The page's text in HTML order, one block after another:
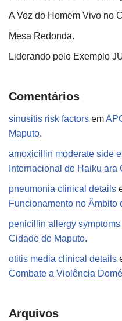
A Voz do Homem Vivo no
Mesa Redonda.
Liderando pelo Exemplo
Comentários
sinusitis risk factors em
Maputo.
amoxicillin moderate side
Internacional de Haiku ara
pneumonia clinical details
Funcionamento no Âmbito
penicillin allergy symptoms
Cidade de Maputo.
otitis media clinical details
Combate a Violência
Arquivos